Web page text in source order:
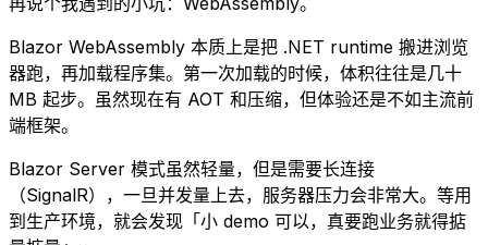
Blazor WebAssembly 本质上是把 .NET runtime 搬进浏览
器跑，再加载程序集。第一次加载的时候，体积往往是几十
MB 起步。虽然现在有 AOT 和压缩，但体验还是不如主流前
端框架。
Blazor Server 模式虽然轻量，但是需要长连接
（SignalR），一旦并发量上去，服务器压力会非常大。等用
到生产环境，就会发现「小 demo 可以，真要跑业务就得掂